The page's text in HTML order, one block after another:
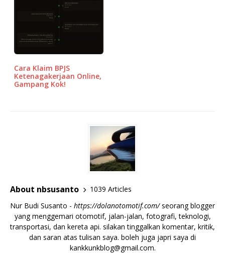
Cara Klaim BPJS
Ketenagakerjaan Online,
Gampang Kok!
About nbsusanto
1039 Articles
Nur Budi Susanto - https://dolanotomotif.com/seorang blogger
yang menggemari otomotif, jalan-jalan, fotografi, teknologi,
transportasi, dan kereta api. silakan tinggalkan komentar, kritik,
dan saran atas tulisan saya. boleh juga japri saya di
kankkunkblog@gmail.com.